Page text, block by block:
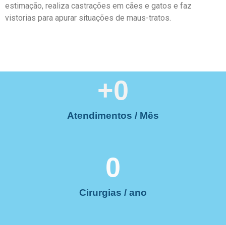
estimação, realiza castrações em cães e gatos e faz
vistorias para apurar situações de maus-tratos.
Atendimentos / Mês
+0
Cirurgias / ano
0